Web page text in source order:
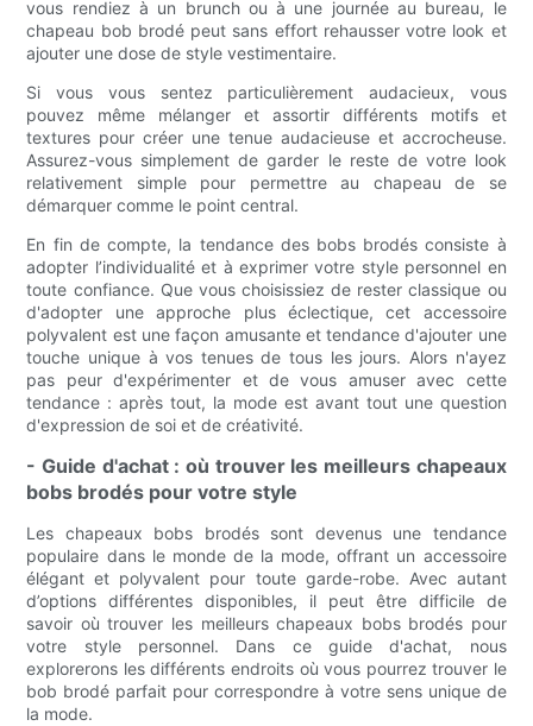
vous rendiez à un brunch ou à une journée au bureau, le
chapeau bob brodé peut sans effort rehausser votre look et
ajouter une dose de style vestimentaire.
Si vous vous sentez particulièrement audacieux, vous
pouvez même mélanger et assortir différents motifs et
textures pour créer une tenue audacieuse et accrocheuse.
Assurez-vous simplement de garder le reste de votre look
relativement simple pour permettre au chapeau de se
démarquer comme le point central.
En fin de compte, la tendance des bobs brodés consiste à
adopter l’individualité et à exprimer votre style personnel en
toute confiance. Que vous choisissiez de rester classique ou
d'adopter une approche plus éclectique, cet accessoire
polyvalent est une façon amusante et tendance d'ajouter une
touche unique à vos tenues de tous les jours. Alors n'ayez
pas peur d'expérimenter et de vous amuser avec cette
tendance : après tout, la mode est avant tout une question
d'expression de soi et de créativité.
- Guide d'achat : où trouver les meilleurs chapeaux
bobs brodés pour votre style
Les chapeaux bobs brodés sont devenus une tendance
populaire dans le monde de la mode, offrant un accessoire
élégant et polyvalent pour toute garde-robe. Avec autant
d’options différentes disponibles, il peut être difficile de
savoir où trouver les meilleurs chapeaux bobs brodés pour
votre style personnel. Dans ce guide d'achat, nous
explorerons les différents endroits où vous pourrez trouver le
bob brodé parfait pour correspondre à votre sens unique de
la mode.